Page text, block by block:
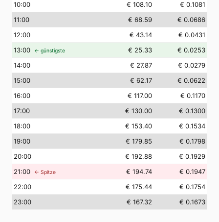
10:00 € 108.10
€ 0.1081
11:00 € 68.59
€ 0.0686
12:00 € 43.14
€ 0.0431
13:00 ← günstigste € 25.33
€ 0.0253
14:00 € 27.87
€ 0.0279
15:00 € 62.17
€ 0.0622
16:00 € 117.00
€ 0.1170
17:00 € 130.00
€ 0.1300
18:00 € 153.40
€ 0.1534
19:00 € 179.85
€ 0.1798
20:00 € 192.88
€ 0.1929
21:00 ← Spitze € 194.74
€ 0.1947
22:00 € 175.44
€ 0.1754
23:00 € 167.32 € 0.1673